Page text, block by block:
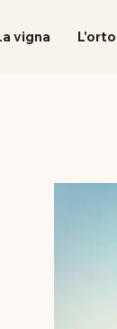
vigna L'orto